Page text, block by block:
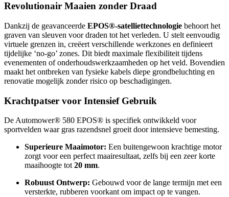
Revolutionair Maaien zonder Draad
Dankzij de geavanceerde EPOS®-satelliettechnologie behoort het
graven van sleuven voor draden tot het verleden. U stelt eenvoudig
virtuele grenzen in, creëert verschillende werkzones en definieert
tijdelijke ‘no-go’ zones. Dit biedt maximale flexibiliteit tijdens
evenementen of onderhoudswerkzaamheden op het veld. Bovendien
maakt het ontbreken van fysieke kabels diepe grondbeluchting en
renovatie mogelijk zonder risico op beschadigingen.
Krachtpatser voor Intensief Gebruik
De Automower® 580 EPOS® is specifiek ontwikkeld voor
sportvelden waar gras razendsnel groeit door intensieve bemesting.
Superieure Maaimotor: Een buitengewoon krachtige motor
zorgt voor een perfect maairesultaat, zelfs bij een zeer korte
maaihoogte tot20 mm.
Robuust Ontwerp: Gebouwd voor de lange termijn met een
versterkte, rubberen voorkant om impact op te vangen.